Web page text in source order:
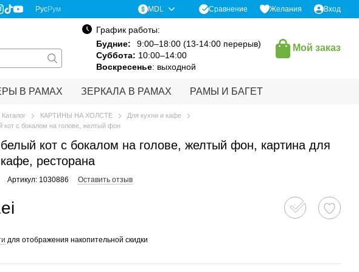
РусРум MDL Сравнение Желания Вход
График работы:
Будние:
9:00–18:00 (13-14:00 перерыв)
Суббота: 10:00–14:00
Воскресенье: выходной
Мой заказ
В РАМАХ ЗЕРКАЛА В РАМАХ РАМЫ И БАГЕТ
Каталог КАРТИНЫ НА ХОЛСТЕ
Для кухни и кафе
кот с бокалом на голове, желтый фон
кот с бокалом на голове, желтый фон, картина для
ресторана
Артикул: 1030886 Оставить отзыв
для отображения накопительной скидки